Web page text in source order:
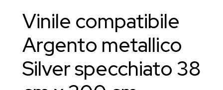
Vinile compatibile
Argento metallico
Silver specchiato 38